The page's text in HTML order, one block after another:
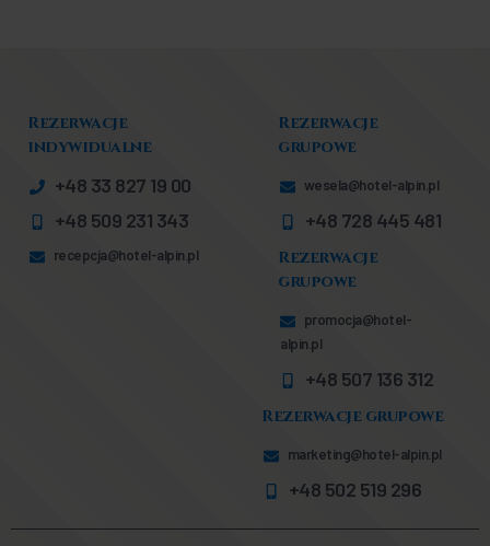
Rezerwacje
indywidualne
+48 33 827 19 00
+48 509 231 343
recepcja@hotel-alpin.pl
Rezerwacje
grupowe
wesela@hotel-alpin.pl
+48 728 445 481
Rezerwacje
grupowe
promocja@hotel-
alpin.pl
+48 507 136 312
Rezerwacje grupowe
marketing@hotel-alpin.pl
+48 502 519 296